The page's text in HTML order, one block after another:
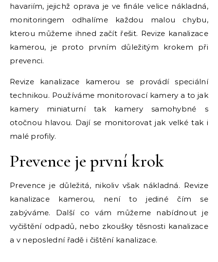
havariím, jejichž oprava je ve finále velice nákladná,
monitoringem odhalíme každou malou chybu,
kterou můžeme ihned začít řešit. Revize kanalizace
kamerou, je proto prvním důležitým krokem při
prevenci.
Revize kanalizace kamerou se provádí speciální
technikou. Používáme monitorovací kamery a to jak
kamery miniaturní tak kamery samohybné s
otočnou hlavou. Dají se monitorovat jak velké tak i
malé profily.
Prevence je první krok
Prevence je důležitá, nikoliv však nákladná. Revize
kanalizace kamerou, není to jediné čím se
zabýváme. Další co vám můžeme nabídnout je
vyčištění odpadů, nebo zkoušky těsnosti kanalizace
a v neposlední řadě i čištění kanalizace.